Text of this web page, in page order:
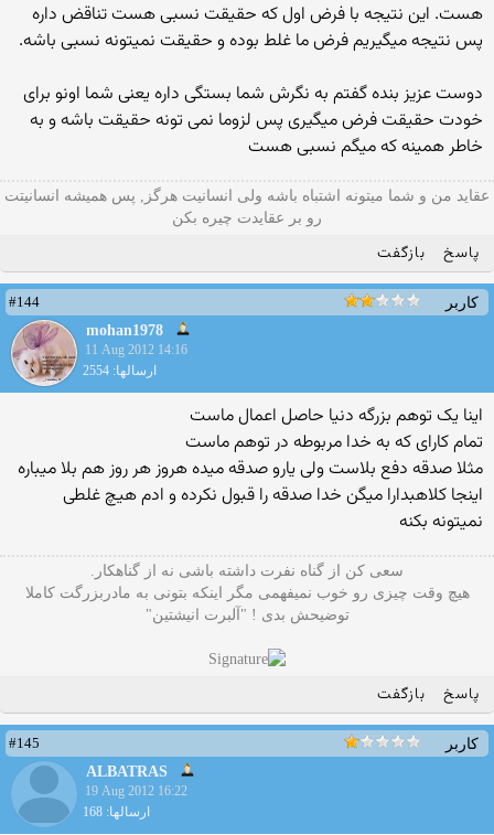
هست. این نتیجه با فرض اول که حقیقت نسبی هست تناقض داره
پس نتیجه میگیریم فرض ما غلط بوده و حقیقت نمیتونه نسبی باشه.
دوست عزیز بنده گفتم به نگرش شما بستگی داره یعنی شما اونو برای
خودت حقیقت فرض میگیری پس لزوما نمی تونه حقیقت باشه و به
خاطر همینه که میگم نسبی هست
عقاید من و شما میتونه اشتباه باشه ولی انسانیت هرگز, پس همیشه انسانیتت
رو بر عقایدت چیره بکن
پاسخ بازگفت
کاربر
#144
mohan1978
11 Aug 2012 14:16
ارسالها: 2554
اینا یک توهم بزرگه دنیا حاصل اعمال ماست
تمام کارای که به خدا مربوطه در توهم ماست
مثلا صدقه دفع بلاست ولی یارو صدقه میده هروز هر روز هم بلا میباره
اینجا کلاهبدارا میگن خدا صدقه را قبول نکرده و ادم هیچ غلطی
نمیتونه بکنه
سعی کن از گناه نفرت داشته باشی نه از گناهکار.
هیچ وقت چیزی رو خوب نمیفهمی مگر اینکه بتونی به مادربزرگت کاملا
توضیحش بدی ! "آلبرت انیشتین"
پاسخ بازگفت
کاربر
#145
ALBATRAS
19 Aug 2012 16:22
ارسالها: 168